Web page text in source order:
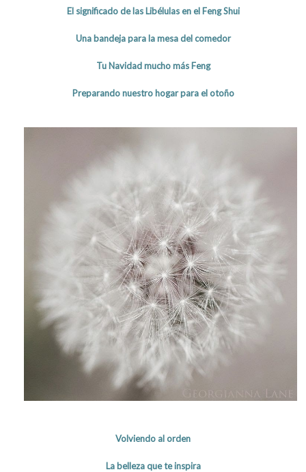
El significado de las Libélulas en el Feng Shui
Una bandeja para la mesa del comedor
Tu Navidad mucho más Feng
Preparando nuestro hogar para el otoño
Volviendo al orden
La belleza que te inspira